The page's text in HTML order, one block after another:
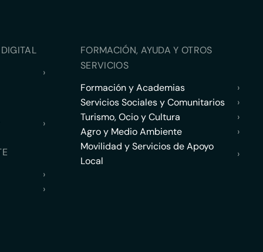
›
›
›
›
FORMACIÓN, AYUDA Y OTROS
SERVICIOS
Formación y Academias
›
Servicios Sociales y Comunitarios
›
Turismo, Ocio y Cultura
›
Agro y Medio Ambiente
›
Movilidad y Servicios de Apoyo
Local
›